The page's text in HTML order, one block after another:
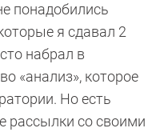
понадобились
я сдавал 2
набрал в
«анализ», которое
Но есть
рассылки со своими